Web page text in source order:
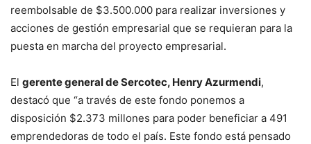
reembolsable de $3.500.000 para realizar inversiones y
acciones de gestión empresarial que se requieran para la
puesta en marcha del proyecto empresarial.
El gerente general de Sercotec, Henry Azurmendi,
destacó que “a través de este fondo ponemos a
disposición $2.373 millones para poder beneficiar a 491
emprendedoras de todo el país. Este fondo está pensado